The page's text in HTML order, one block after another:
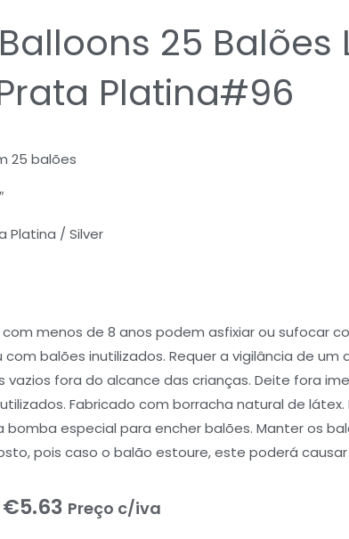
25 Balões
Prata Platina#96
25 balões
Platina / Silver
menos de 8 anos podem asfixiar ou sufocar
com balões inutilizados. Requer a vigilância de um
vazios fora do alcance das crianças. Deite fora
Fabricado com borracha natural de látex.
bomba especial para encher balões. Manter os
pois caso o balão estoure, este poderá causar
O
€5.63 O
Preço c/iva